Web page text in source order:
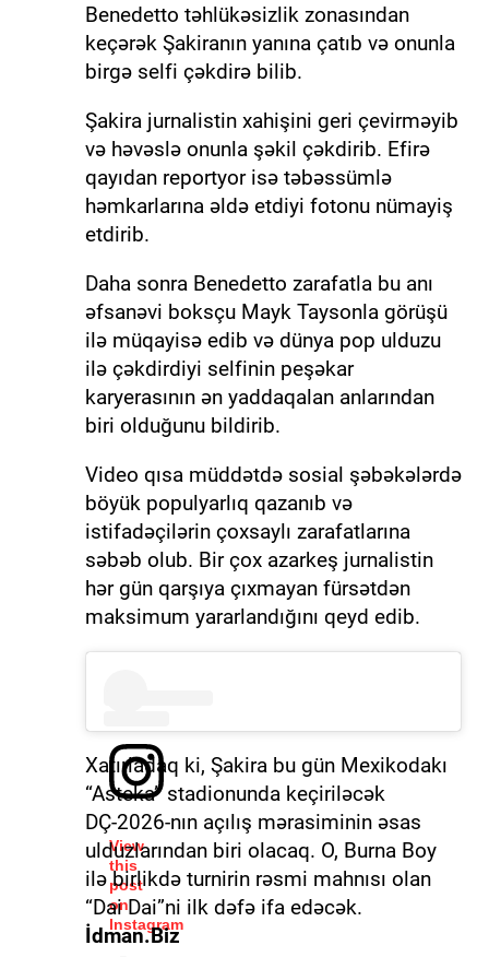
Benedetto təhlükəsizlik zonasından
keçərək Şakiranın yanına çatıb və onunla
birgə selfi çəkdirə bilib.
Şakira jurnalistin xahişini geri çevirməyib
və həvəslə onunla şəkil çəkdirib. Efirə
qayıdan reportyor isə təbəssümlə
həmkarlarına əldə etdiyi fotonu nümayiş
etdirib.
Daha sonra Benedetto zarafatla bu anı
əfsanəvi boksçu Mayk Taysonla görüşü
ilə müqayisə edib və dünya pop ulduzu
ilə çəkdirdiyi selfinin peşəkar
karyerasının ən yaddaqalan anlarından
biri olduğunu bildirib.
Video qısa müddətdə sosial şəbəkələrdə
böyük populyarlıq qazanıb və
istifadəçilərin çoxsaylı zarafatlarına
səbəb olub. Bir çox azarkeş jurnalistin
hər gün qarşıya çıxmayan fürsətdən
maksimum yararlandığını qeyd edib.
View
this
post
on
Instagram
Xatırladaq ki, Şakira bu gün Mexikodakı
“Asteka” stadionunda keçiriləcək
DÇ-2026-nın açılış mərasiminin əsas
ulduzlarından biri olacaq. O, Burna Boy
ilə birlikdə turnirin rəsmi mahnısı olan
“Dai Dai”ni ilk dəfə ifa edəcək.
İdman.Biz